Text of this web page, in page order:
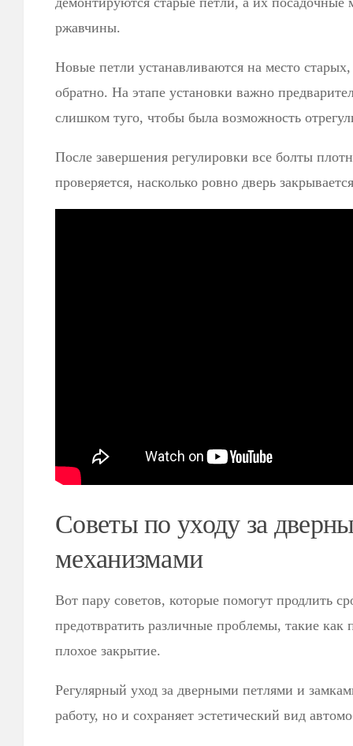
ржавчины.
Новые петли устанавливаются на место старых,
обратно. На этапе установки важно
слишком туго, чтобы была возможность
После завершения регулировки все болты
проверяется, насколько ровно дверь
Советы по уходу за
механизмами
Вот пару советов, которые помогут продлить
предотвратить различные проблемы, такие
плохое закрытие.
Регулярный уход за дверными петлями и
работу, но и сохраняет эстетический вид